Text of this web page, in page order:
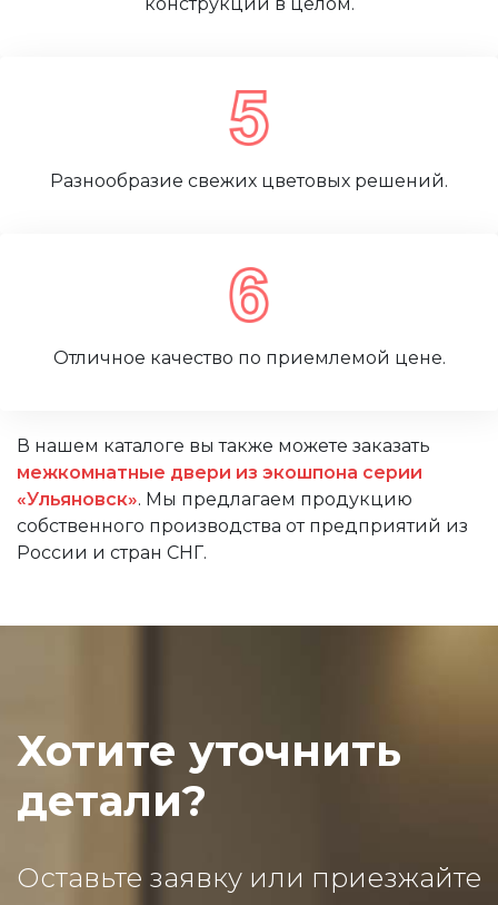
Разнообразие свежих цветовых решений.
Отличное качество по приемлемой цене.
В нашем каталоге вы также можете заказать
межкомнатные двери из экошпона серии
«Ульяновск». Мы предлагаем продукцию
собственного производства от предприятий из
России и стран СНГ.
Хотите уточнить
детали?
Оставьте заявку или приезжайте